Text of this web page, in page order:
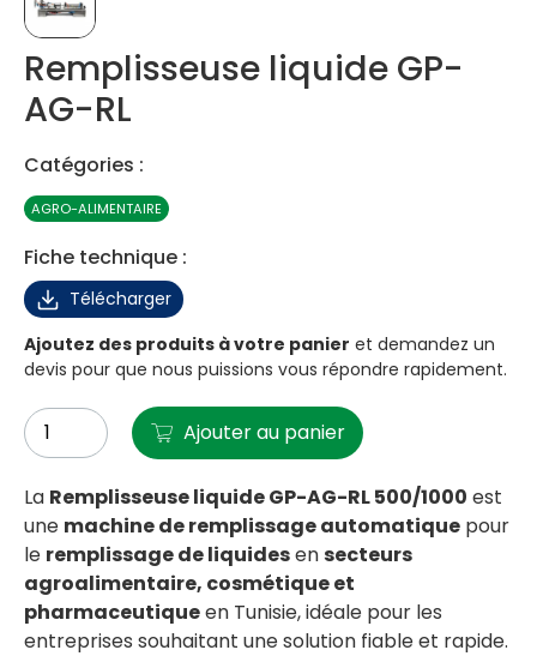
Remplisseuse liquide GP-
AG-RL
Catégories :
AGRO-ALIMENTAIRE
Fiche technique :
Télécharger
Ajoutez des produits à votre panier et demandez un
devis pour que nous puissions vous répondre rapidement.
Ajouter au panier
La Remplisseuse liquide GP-AG-RL 500/1000 est
une machine de remplissage automatique pour
le remplissage de liquidesensecteurs
agroalimentaire, cosmétique et
pharmaceutiqueen Tunisie, idéale pour les
entreprises souhaitant une solution fiable et rapide.